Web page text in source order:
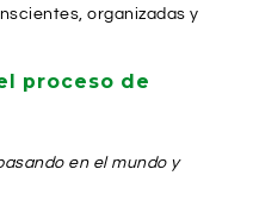
organizadas y
proceso de
en el mundo y